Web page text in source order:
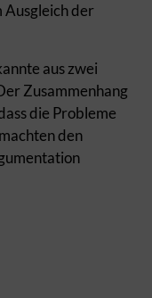
Ausgleich der
aus zwei
Zusammenhang
die Probleme
den